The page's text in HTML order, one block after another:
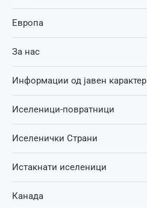
Европа
За нас
Информации од јавен карактер
Иселеници-повратници
Иселенички Страни
Истакнати иселеници
Канада